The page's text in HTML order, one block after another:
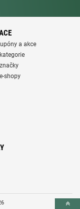
a akce
shopy